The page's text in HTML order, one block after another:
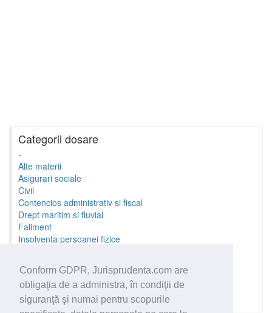
Conform GDPR, Jurisprudenta.com are
obligaţia de a administra, în condiţii de
siguranţă şi numai pentru scopurile
Categorii dosare
-
Alte materii
Asigurari sociale
Civil
Contencios administrativ si fiscal
Drept maritim si fluvial
Faliment
Insolventa persoanei fizice
Minori si familie
Penal
Proprietate Intelectuala